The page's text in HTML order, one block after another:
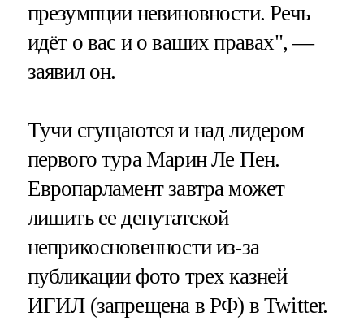
презумпции невиновности. Речь
идёт о вас и о ваших правах", —
заявил он.
Тучи сгущаются и над лидером
первого тура Марин Ле Пен.
Европарламент завтра может
лишить ее депутатской
неприкосновенности из-за
публикации фото трех казней
ИГИЛ (запрещена в РФ) в Twitter.